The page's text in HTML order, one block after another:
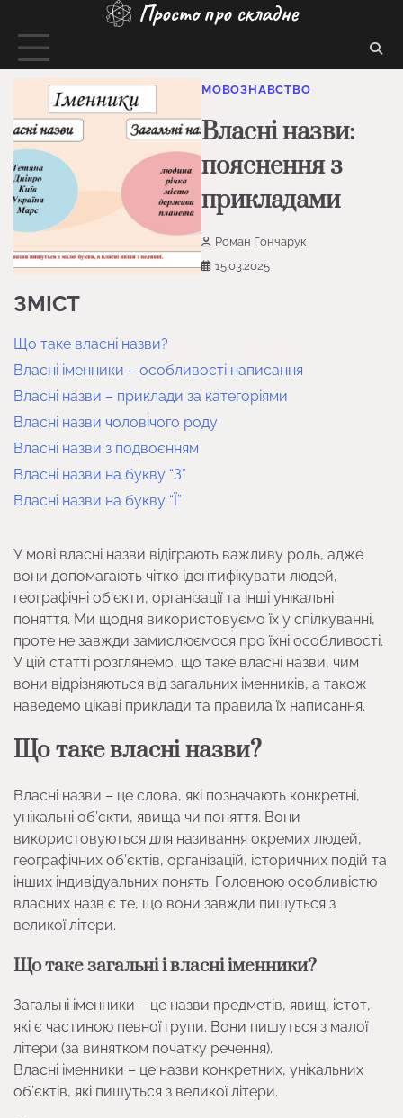
вмісту
Просто про складне
МОВОЗНАВСТВО
Власні назви:
пояснення з
прикладами
Роман Гончарук
15.03.2025
ЗМІСТ
Що таке власні назви?
Власні іменники – особливості написання
Власні назви – приклади за категоріями
Власні назви чоловічого роду
Власні назви з подвоєнням
Власні назви на букву “З”
Власні назви на букву “Ї”
У мові власні назви відіграють важливу роль, адже
вони допомагають чітко ідентифікувати людей,
географічні об’єкти, організації та інші унікальні
поняття. Ми щодня використовуємо їх у спілкуванні,
проте не завжди замислюємося про їхні особливості.
У цій статті розглянемо, що таке власні назви, чим
вони відрізняються від загальних іменників, а також
наведемо цікаві приклади та правила їх написання.
Що таке власні назви?
Власні назви – це слова, які позначають конкретні,
унікальні об’єкти, явища чи поняття. Вони
використовуються для називання окремих людей,
географічних об’єктів, організацій, історичних подій та
інших індивідуальних понять. Головною особливістю
власних назв є те, що вони завжди пишуться з
великої літери.
Що таке загальні і власні іменники?
Загальні іменники – це назви предметів, явищ, істот,
які є частиною певної групи. Вони пишуться з малої
літери (за винятком початку речення).
Власні іменники – це назви конкретних, унікальних
об’єктів, які пишуться з великої літери.